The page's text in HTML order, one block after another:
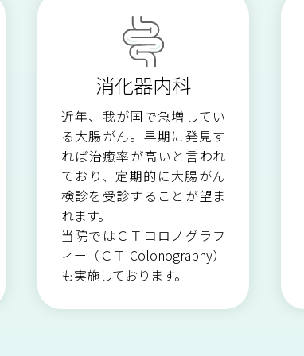
看護部
外来栄養指導のご案内 救急医療への取り組み
消化器内科
近年、我が国で急増してい
る大腸がん。早期に発見す
れば治癒率が高いと言われ
ており、定期的に大腸がん
検診を受診することが望ま
れます。
当院ではＣＴコロノグラフ
ィー（ＣＴ-Colonography）
も実施しております。